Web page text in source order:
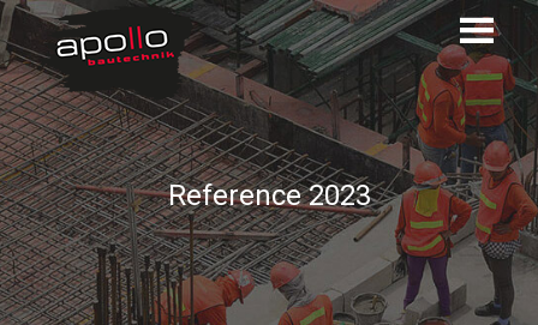
Reference 2023